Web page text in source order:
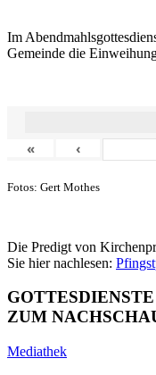
Im
Gemeinde die
« ‹
Fotos: Gert Mothes
Die Predigt von
Sie hier nachlesen:
ZUM
Mediathek